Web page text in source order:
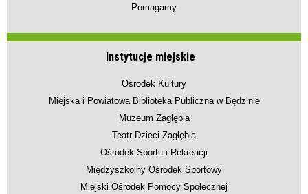
Pomagamy
Instytucje miejskie
Ośrodek Kultury
Miejska i Powiatowa Biblioteka Publiczna w Będzinie
Muzeum Zagłębia
Teatr Dzieci Zagłębia
Ośrodek Sportu i Rekreacji
Międzyszkolny Ośrodek Sportowy
Miejski Ośrodek Pomocy Społecznej